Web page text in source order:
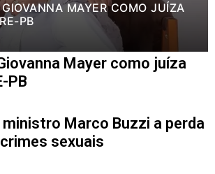
MAYER COMO JUÍZA
PB
Mayer como juíza
PB
Marco Buzzi a perda
sexuais